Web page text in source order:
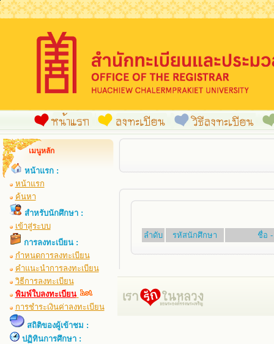
เมนูหลัก
หน้าแรก :
หน้าแรก
ค้นหา
สำหรับนักศึกษา :
เข้าสู่ระบบ
การลงทะเบียน :
กำหนดการลงทะเบียน
คำแนะนำการลงทะเบียน
วิธีการลงทะเบียน
พิมพ์ใบลงทะเบียน
การชำระเงินค่าลงทะเบียน
สถิติของผู้เข้าชม :
ปฏิทินการศึกษา :
ลำดับ รหัสนักศึกษา ชื่อ